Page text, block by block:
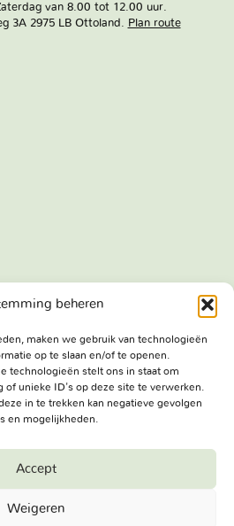
beheren
maken we gebruik van technologieën
op te slaan en/of te openen.
technologieën stelt ons in staat om
of unieke ID's op deze site te verwerken.
in te trekken kan negatieve gevolgen
en mogelijkheden.
Accept
Weigeren
van 8.00 tot 12.00 uur.
3A 2975 LB Ottoland. Plan route
Reserved.